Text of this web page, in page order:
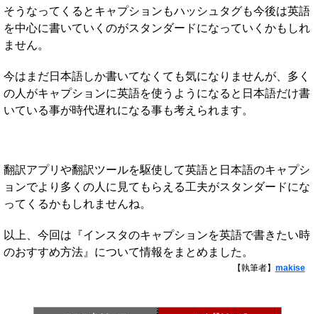
そうなってくるとキャプションもハッシュタグも今後は英語
を中心に書いていくのがスタンダードになっていくかもしれ
ません。
今はまだ日本語しか書いてなくても気になりませんが、多く
の人がキャプションに英語を使うようになると日本語だけ書
いている事が時代遅れになる事も考えられます。
翻訳アプリや翻訳ツールを駆使して英語と日本語のキャプシ
ョンでより多くの人に見てもらえる工夫がスタンダードにな
ってくるかもしれませんね。
以上、今回は『インスタのキャプションを英語で書きたい時
のおすすめ方法』について情報をまとめました。
【執筆者】 makise